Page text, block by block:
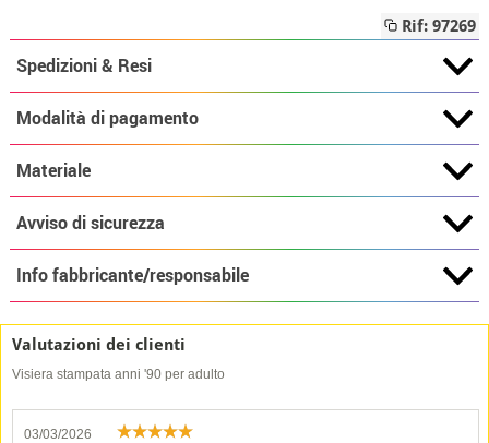
Rif: 97269
Spedizioni & Resi
Modalità di pagamento
Materiale
Avviso di sicurezza
Info fabbricante/responsabile
Valutazioni dei clienti
Visiera stampata anni '90 per adulto
03/03/2026